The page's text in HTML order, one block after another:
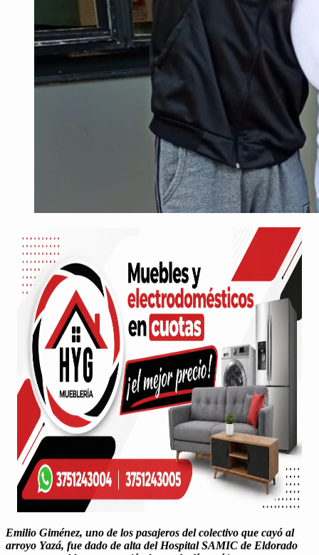
Emilio Giménez, uno de los pasajeros del colec­ti­vo que cayó al
arroyo Yazá, fue dado de alta del Hos­pi­tal SAMIC de Eldo­ra­do